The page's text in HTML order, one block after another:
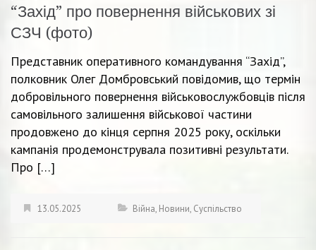
“Захід” про повернення військових зі
СЗЧ (фото)
Представник оперативного командування “Захід”,
полковник Олег Домбровський повідомив, що термін
добровільного повернення військовослужбовців після
самовільного залишення військової частини
продовжено до кінця серпня 2025 року, оскільки
кампанія продемонструвала позитивні результати.
Про […]
13.05.2025 Війна, Новини, Суспільство